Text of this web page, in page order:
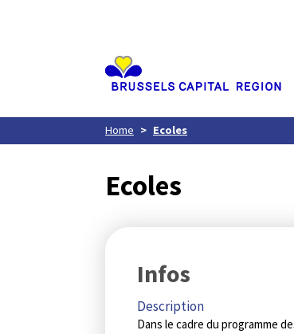
Home Ecoles
Ecoles
Infos
Description
Dans le cadre du programme